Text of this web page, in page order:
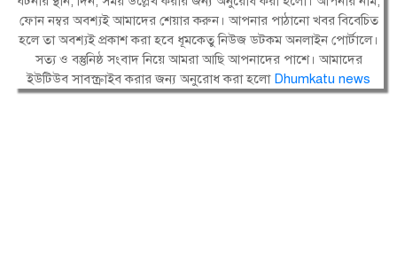
ফোন নম্বর অবশ্যই আমাদের শেয়ার করুন। আপনার পাঠানো খবর বিবেচিত
হলে তা অবশ্যই প্রকাশ করা হবে ধূমকেতু নিউজ ডটকম অনলাইন পোর্টালে।
সত্য ও বস্তুনিষ্ঠ সংবাদ নিয়ে আমরা আছি আপনাদের পাশে। আমাদের
ইউটিউব সাবস্ক্রাইব করার জন্য অনুরোধ করা হলো Dhumkatu news